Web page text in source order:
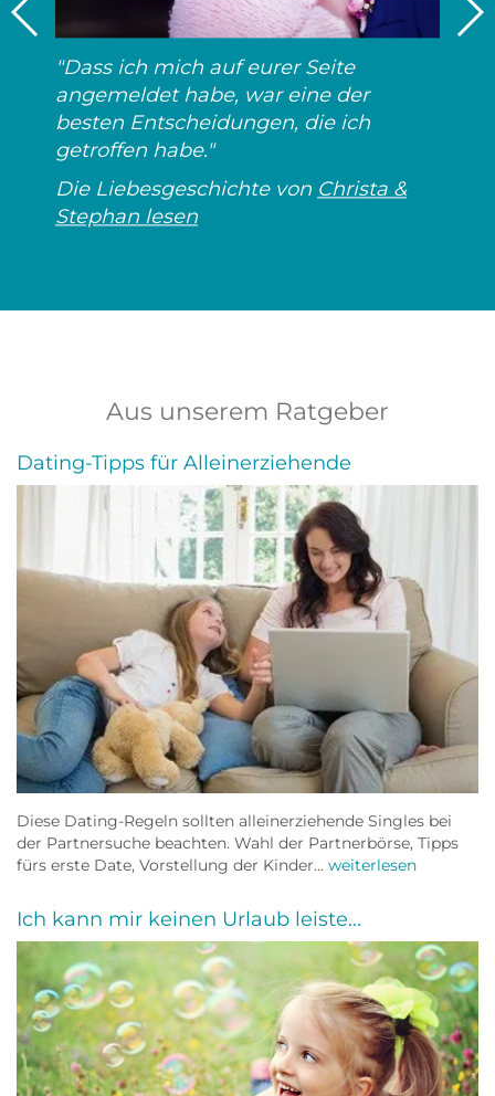
"Dass ich mich auf eurer Seite
angemeldet habe, war eine der
besten Entscheidungen, die ich
getroffen habe."
Die Liebesgeschichte von Christa &
Stephan lesen
Aus unserem Ratgeber
Dating-Tipps für Alleinerziehende
Diese Dating-Regeln sollten alleinerziehende Singles bei
der Partnersuche beachten. Wahl der Partnerbörse, Tipps
fürs erste Date, Vorstellung der Kinder... weiterlesen
Ich kann mir keinen Urlaub leiste...